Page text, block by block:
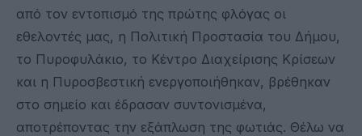
από τον εντοπισμό της πρώτης φλόγας οι
εθελοντές μας, η Πολιτική Προστασία του Δήμου,
το Πυροφυλάκιο, το Κέντρο Διαχείρισης Κρίσεων
και η Πυροσβεστική ενεργοποιήθηκαν, βρέθηκαν
στο σημείο και έδρασαν συντονισμένα,
αποτρέποντας την εξάπλωση της φωτιάς. Θέλω να